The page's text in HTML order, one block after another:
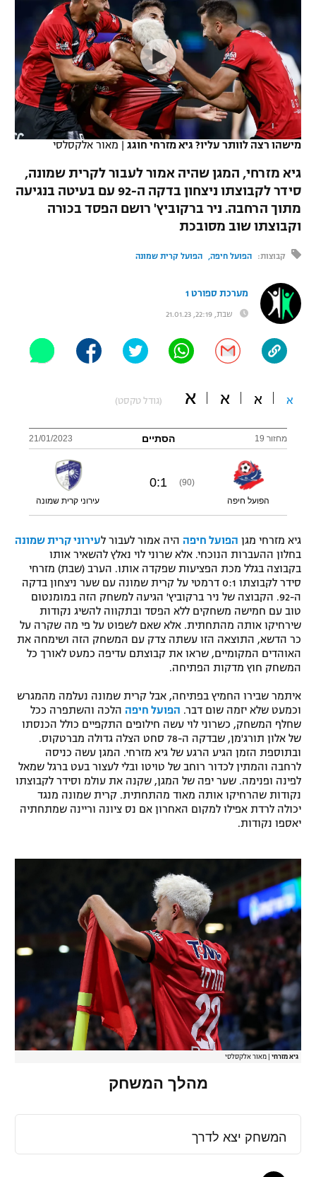
VOD
רץ ברשת
תוצאות
לוח שידורים
"מעל הליגה" – פודקאסט
"מחצית בשכונה" – פודקאסט
תקנון משתתפים וזוכים בפרסים
תקנון עבור פעילות אלקטרה
תקנון עבור פעילות ספורט 1 – "מרלן"
טניס
גיימינג E-Sports
מדיניות פרטיות
תקנון פעילות ספורט 1
רשיון להקרנה פומבית לבית עסק
לוח דרושים – ג'ובנט
תגיות
המגזין
נבחרת ישראל
מכבי חיפה
בית"ר ירושלים
מכבי תל אביב
הפועל חיפה
הפועל באר שבע
מכבי נתניה
בני יהודה
ליגה ספרדית
ליגה איטלקית
ליגה צרפתית
ליגה הולנדית
ליגה טורקית
ליגה ברזילאית
כדורסל נשים
מכבי תל אביב
הפועל חולון
הפועל ירושלים
דני אבדיה
יורוליג
יורוקאפ
טניס
כדוריד
כדורעף
שחייה
ג'ודו
אגרוף
היאבקות WWE
אופניים
פוטבול אמריקאי NFL
בייסבול MLB
ספורט אתגרי ואקסטרים
אומנויות לחימה
גיימינג E-Sports
מישהו רצה לוותר עליו? גיא מזרחי חוגג | מאור אלקסלסי
גיא מזרחי, המגן שהיה אמור לעבור לקרית שמונה,
סידר לקבוצתו ניצחון בדקה ה-92 עם בעיטה בנגיעה
מתוך הרחבה. ניר ברקוביץ' רושם הפסד בכורה
וקבוצתו שוב מסובכת
קבוצות: הפועל חיפה הפועל קרית שמונה
מערכת ספורט 1
שבת, 22:19, 21.01.23
א א א א (גודל טקסט)
מחזור 19 הסתיים 21/01/2023
הפועל חיפה
(90)
1
:
0
עירוני קרית שמונה
גיא מזרחי מגן הפועל חיפה היה אמור לעבור לעירוני קרית שמונה
בחלון ההעברות הנוכחי. אלא שרוני לוי נאלץ להשאיר אותו
בקבוצה בגלל מכת הפציעות שפקדה אותו. הערב (שבת) מזרחי
סידר לקבוצתו 0:1 דרמטי על קרית שמונה עם שער ניצחון בדקה
ה-92. הקבוצה של ניר ברקוביץ' הגיעה למשחק הזה במומנטום
טוב עם חמישה משחקים ללא הפסד ובתקווה להשיג נקודות
שירחיקו אותה מהתחתית. אלא שאם לשפוט על פי מה שקרה על
כר הדשא, התוצאה הזו עשתה צדק עם המשחק הזה ושימחה את
האוהדים המקומיים, שראו את קבוצתם עדיפה כמעט לאורך כל
המשחק חוץ מדקות הפתיחה.
איתמר שבירו החמיץ בפתיחה, אבל קרית שמונה נעלמה מהמגרש
וכמעט שלא יזמה שום דבר. הפועל חיפה הלכה והשתפרה ככל
שחלף המשחק, כשרוני לוי עשה חילופים התקפיים כולל הכנסתו
של אלון תורג'מן, שבדקה ה-78 סחט הצלה גדולה מברטקוס.
ובתוספת הזמן הגיע הרגע של גיא מזרחי. המגן עשה כניסה
לרחבה והמתין לכדור רוחב של טויטו ובלי לעצור בעט ברגל שמאל
לפינה ופנימה. שער יפה של המגן, שקנה את עולמ וסידר לקבוצתו
נקודות שהרחיקו אותה מאוד מהתחתית. קרית שמונה מנגד
יכולה לרדת אפילו למקום האחרון אם נס ציונה וריינה שמתחתיה
יאספו נקודות.
גיא מזרחי מאור אלקסלסי
מהלך המשחק
המשחק יצא לדרך